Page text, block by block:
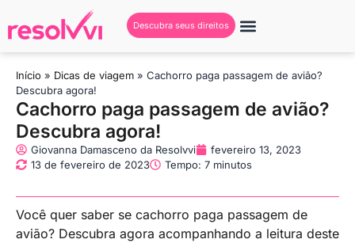
Descubra seus direitos
Início » Dicas de viagem » Cachorro paga passagem de avião?
Descubra agora!
Cachorro paga passagem de avião?
Descubra agora!
Giovanna Damasceno da Resolvvi
fevereiro 13, 2023
13 de fevereiro de 2023
Tempo: 7 minutos
Você quer saber se cachorro paga passagem de
avião? Descubra agora acompanhando a leitura deste